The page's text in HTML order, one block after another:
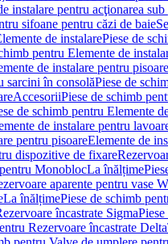
instalare pentru acţionarea
sifoane pentru căzi de baie
de instalarePiese de
pentru Elemente de
de instalare pentru pisoare
sarcini în consolăPiese de
AccesoriiPiese de schimb
de schimb pentru Elemente
de instalare pentru
pentru pisoareElemente de
dispozitive de fixare
MonoblocLa înălțime
aparente pentru vase
La înălțimePiese de schimb
încastrate Sigma
Rezervoare încastrate Delta